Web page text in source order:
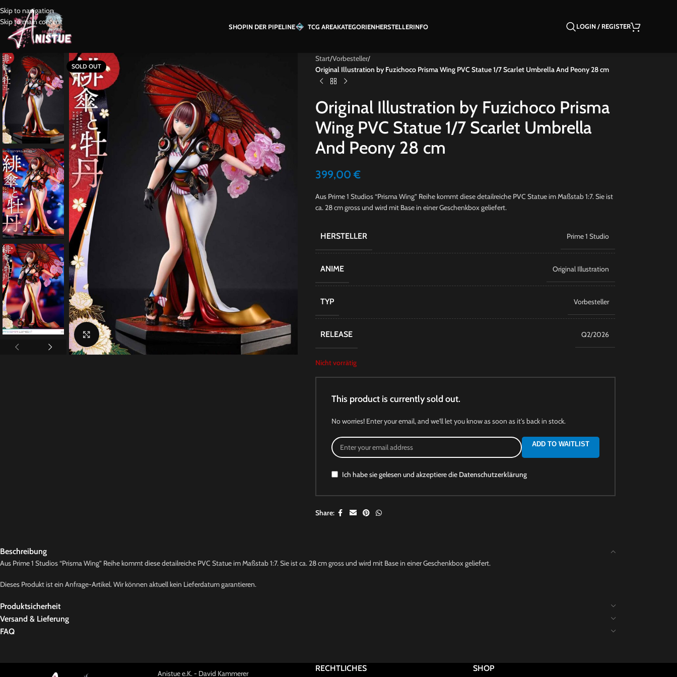
Skip to navigation
Skip to main content
SHOPIN DER PIPELINE TCG AREAKATEGORIENHERSTELLERINFO LOGIN / REGISTER
SOLD OUT
Click to enlarge
Start/Vorbesteller/
Original Illustration by Fuzichoco Prisma Wing PVC Statue 1/7 Scarlet Umbrella And Peony 28 cm
Original Illustration by Fuzichoco Prisma
Wing PVC Statue 1/7 Scarlet Umbrella
And Peony 28 cm
399,00€
Aus Prime 1 Studios “Prisma Wing” Reihe kommt diese detailreiche PVC Statue im Maßstab 1:7. Sie ist
ca. 28 cm gross und wird mit Base in einer Geschenkbox geliefert.
HERSTELLER Prime 1 Studio
ANIME Original Illustration
TYP Vorbesteller
RELEASE Q2/2026
Nicht vorrätig
This product is currently sold out.
No worries! Enter your email, and we'll let you know as soon as it's back in stock.
ADD TO WAITLIST
Ich habe sie gelesen und akzeptiere die Datenschutzerklärung
Share:
Beschreibung
Aus Prime 1 Studios “Prisma Wing” Reihe kommt diese detailreiche PVC Statue im Maßstab 1:7. Sie ist ca. 28 cm gross und wird mit Base in einer Geschenkbox geliefert.
Dieses Produkt ist ein Anfrage-Artikel. Wir können aktuell kein Lieferdatum garantieren.
Produktsicherheit
Versand & Lieferung
FAQ
Anistue e.K. - David Kammerer
RECHTLICHES SHOP